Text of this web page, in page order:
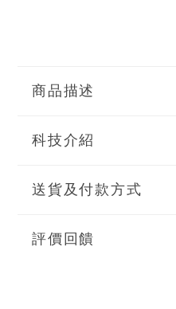
商品描述
科技介紹
送貨及付款方式
評價回饋